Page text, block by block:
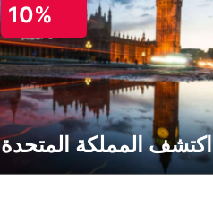
10%
اكتشف المملكة المتحدة